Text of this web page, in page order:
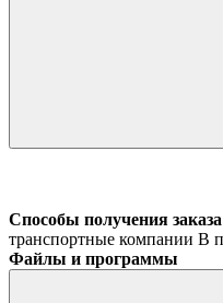
Способы получения заказа
транспортные компании В
Файлы и программы